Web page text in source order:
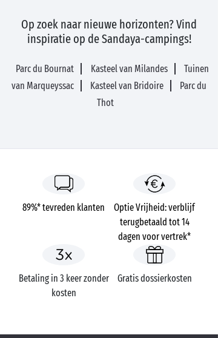
Op zoek naar nieuwe horizonten? Vind
inspiratie op de Sandaya-campings!
Parc du Bournat Kasteel van Milandes
Tuinen
van Marqueyssac
Kasteel van Bridoire
Parc du
Thot
89%* tevreden klanten
Optie Vrijheid: verblijf
terugbetaald tot 14
dagen voor vertrek*
Betaling in 3 keer zonder
kosten
Gratis dossierkosten